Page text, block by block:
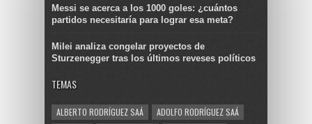
Messi se acerca a los 1000 goles: ¿cuántos
partidos necesitaría para lograr esa meta?
Milei analiza congelar proyectos de
Sturzenegger tras los últimos reveses políticos
TEMAS
ALBERTO RODRÍGUEZ SAÁ
ADOLFO RODRÍGUEZ SAÁ